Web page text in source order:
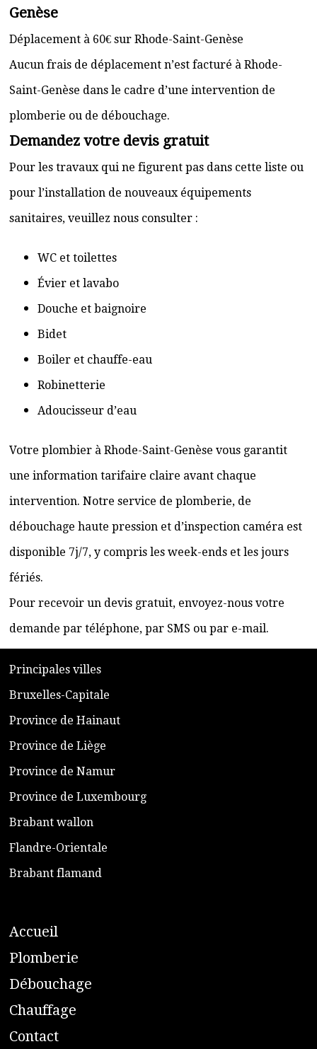
Genèse
Déplacement à 60€ sur Rhode-Saint-Genèse
Aucun frais de déplacement n’est facturé à Rhode-
Saint-Genèse dans le cadre d’une intervention de
plomberie ou de débouchage.
Demandez votre devis gratuit
Pour les travaux qui ne figurent pas dans cette liste ou
pour l’installation de nouveaux équipements
sanitaires, veuillez nous consulter :
WC et toilettes
Évier et lavabo
Douche et baignoire
Bidet
Boiler et chauffe-eau
Robinetterie
Adoucisseur d’eau
Votre plombier à Rhode-Saint-Genèse vous garantit
une information tarifaire claire avant chaque
intervention. Notre service de plomberie, de
débouchage haute pression et d’inspection caméra est
disponible 7j/7, y compris les week-ends et les jours
fériés.
Pour recevoir un devis gratuit, envoyez-nous votre
demande par téléphone, par SMS ou par e-mail.
​Principales villes
​Bruxelles-Capitale
​Province de Hainaut
Province de Liège
​Province de Namur
​Province de Luxembourg
​Brabant wallon
​Flandre-Orientale
​Brabant flamand
Accueil
​Plomberie
Débouchage
Chauffage
Contact